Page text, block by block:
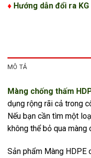
♦ Hướng dẫn đổi ra
MÔ TẢ
Màng chống thấm
dụng rộng rãi cả trong
Nếu bạn cần tìm một
không thể bỏ qua màng
Sản phẩm Màng HDPE